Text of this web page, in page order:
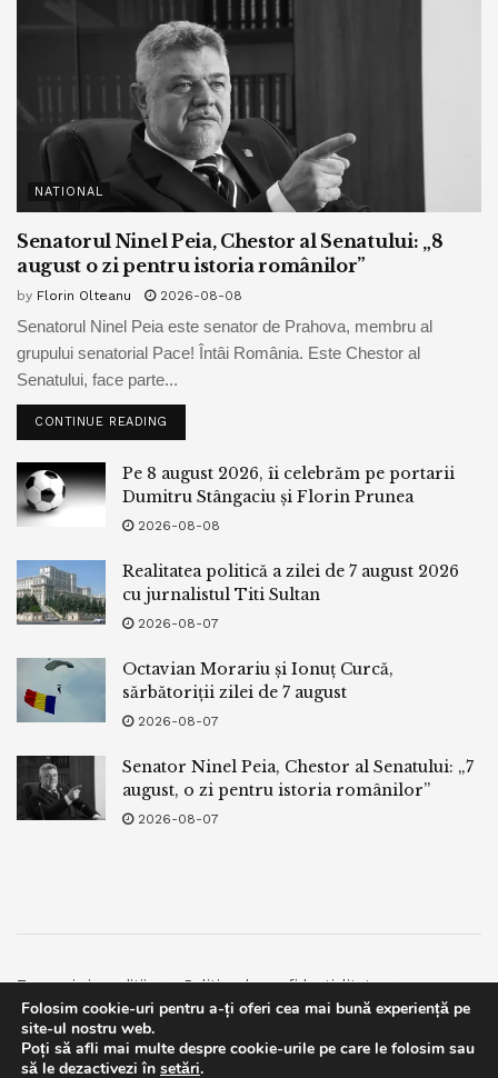
NATIONAL
Senatorul Ninel Peia, Chestor al Senatului: „8
august o zi pentru istoria românilor”
by Florin Olteanu 2026-08-08
Senatorul Ninel Peia este senator de Prahova, membru al
grupului senatorial Pace! Întâi România. Este Chestor al
Senatului, face parte...
CONTINUE READING
Pe 8 august 2026, îi celebrăm pe portarii
Dumitru Stângaciu și Florin Prunea
2026-08-08
Realitatea politică a zilei de 7 august 2026
cu jurnalistul Titi Sultan
2026-08-07
Octavian Morariu și Ionuț Curcă,
sărbătoriții zilei de 7 august
2026-08-07
Senator Ninel Peia, Chestor al Senatului: „7
august, o zi pentru istoria românilor”
2026-08-07
Termeni si conditii
Politica de confidentialitate
Facebook
Contact
© 2019bpnews- Business & Politics Newsbpnews.
Folosim cookie-uri pentru a-ți oferi cea mai bună experiență pe
site-ul nostru web.
Poți să afli mai multe despre cookie-urile pe care le folosim sau
să le dezactivezi în setări.
This website uses GDPR cookies. By continuing to use this